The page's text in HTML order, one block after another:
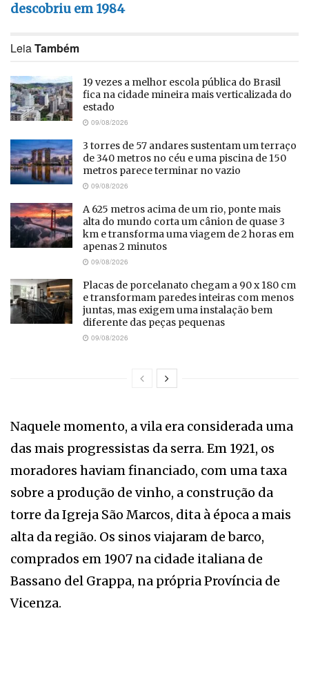
descobriu em 1984
LeiaTambém
19 vezes a melhor escola pública do Brasil
fica na cidade mineira mais verticalizada do
estado
09/08/2026
3 torres de 57 andares sustentam um terraço
de 340 metros no céu e uma piscina de 150
metros parece terminar no vazio
09/08/2026
A 625 metros acima de um rio, ponte mais
alta do mundo corta um cânion de quase 3
km e transforma uma viagem de 2 horas em
apenas 2 minutos
09/08/2026
Placas de porcelanato chegam a 90 x 180 cm
e transformam paredes inteiras com menos
juntas, mas exigem uma instalação bem
diferente das peças pequenas
09/08/2026
Naquele momento, a vila era considerada uma
das mais progressistas da serra. Em 1921, os
moradores haviam financiado, com uma taxa
sobre a produção de vinho, a construção da
torre da Igreja São Marcos, dita à época a mais
alta da região. Os sinos viajaram de barco,
comprados em 1907 na cidade italiana de
Bassano del Grappa, na própria Província de
Vicenza.